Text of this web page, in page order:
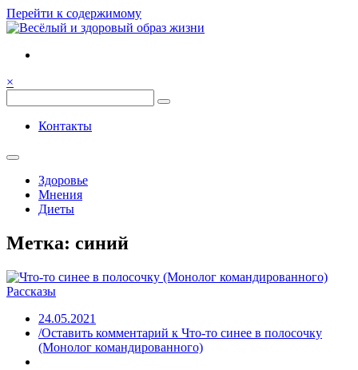
Перейти к содержимому
Весёлый и здоровый образ
жизни
Семья, общение, здоровье.
×
Весёлый и здоровый образ жизни
Контакты
Здоровье
Мнения
Диеты
Метка: синий
Рассказы
24.05.2021
/Оставить комментарий к Что-то синее в полосочку
(Монолог командированного)